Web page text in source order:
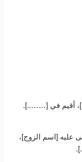
أقيم في [……..].
عليه [اسم الزوج]،